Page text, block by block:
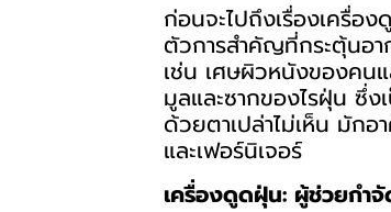
ก่อนจะไปถึงเรื่องเครื่อง
ตัวการสำคัญที่กระตุ้นอ
เช่น เศษผิวหนังของคน
มูลและซากของไรฝุ่น ซึ่
ด้วยตาเปล่าไม่เห็น มัก
และเฟอร์นิเจอร์
เครื่องดูดฝุ่น: ผู้ช่วยกำจั